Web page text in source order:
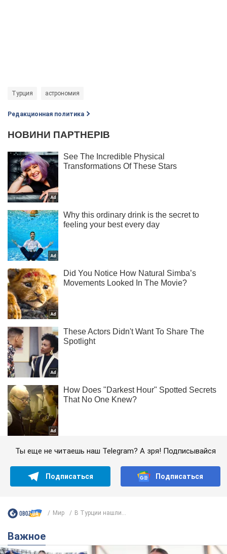
Турция астрономия
Редакционная политика
Ты еще не читаешь наш Telegram? А зря! Подписывайся
Подписаться Подписаться
Мир В Турции нашли...
Важное